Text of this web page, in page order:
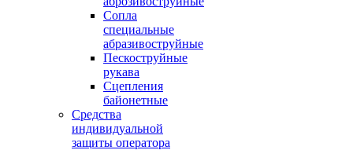
Сопла
специальные
абразивоструйные
Пескоструйные
рукава
Сцепления
байонетные
Средства
индивидуальной
защиты оператора